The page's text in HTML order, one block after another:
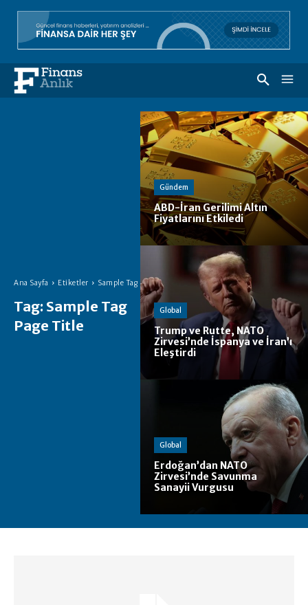
Ana Sayfa Etiketler Sample Tag
Tag: Sample Tag
Page Title
Gündem
ABD-İran Gerilimi Altın
Fiyatlarını Etkiledi
Global
Trump ve Rutte, NATO
Zirvesi’nde İspanya ve İran’ı
Eleştirdi
Global
Erdoğan’dan NATO
Zirvesi’nde Savunma
Sanayii Vurgusu